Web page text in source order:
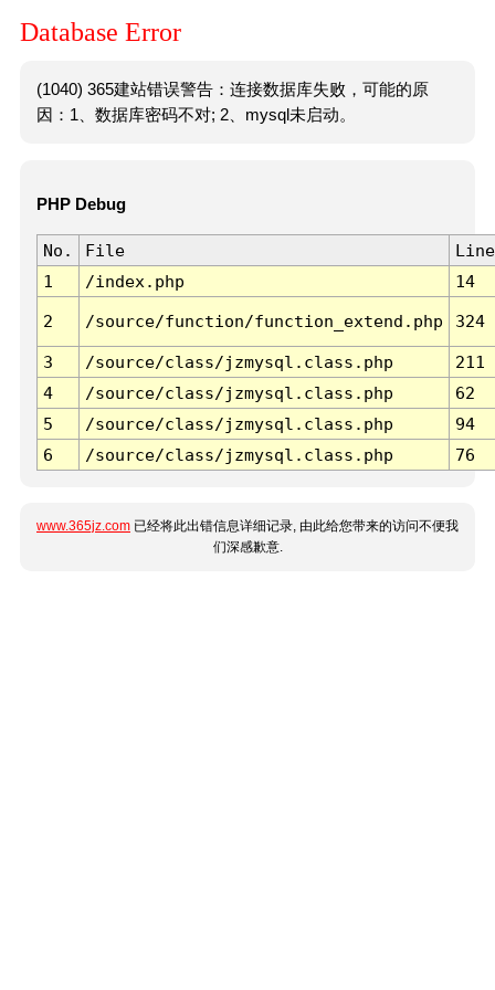
Database Error
(1040) 365建站错误警告：连接数据库失败，可能的原
因：1、数据库密码不对; 2、mysql未启动。
PHP Debug
No. File
Line
1
/index.php 14
2 /source/function/function_extend.php 324
3 /source/class/jzmysql.class.php
211
4
/source/class/jzmysql.class.php
62
5
/source/class/jzmysql.class.php
94
6
/source/class/jzmysql.class.php 76
www.365jz.com 已经将此出错信息详细记录, 由此给您带来的访问不便我
们深感歉意.